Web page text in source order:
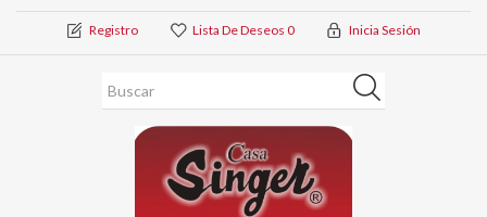
Registro Lista De Deseos 0 Inicia Sesión